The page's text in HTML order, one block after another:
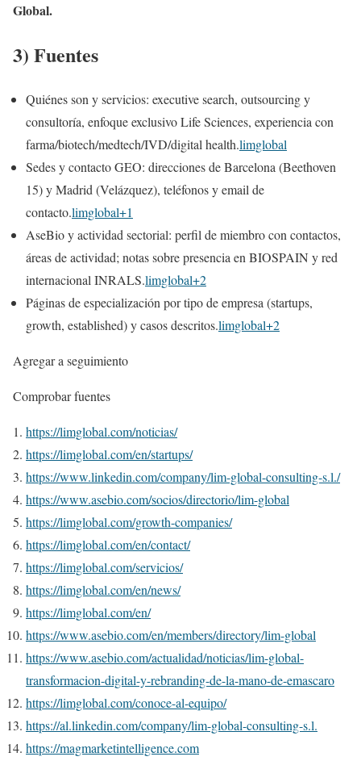
Global.
3) Fuentes
Quiénes son y servicios: executive search, outsourcing y
consultoría, enfoque exclusivo Life Sciences, experiencia con
farma/biotech/medtech/IVD/digital health.limglobal
Sedes y contacto GEO: direcciones de Barcelona (Beethoven
15) y Madrid (Velázquez), teléfonos y email de
contacto.limglobal+1
AseBio y actividad sectorial: perfil de miembro con contactos,
áreas de actividad; notas sobre presencia en BIOSPAIN y red
internacional INRALS.limglobal+2
Páginas de especialización por tipo de empresa (startups,
growth, established) y casos descritos.limglobal+2
Agregar a seguimiento
Comprobar fuentes
https://limglobal.com/noticias/
https://limglobal.com/en/startups/
https://www.linkedin.com/company/lim-global-consulting-s.l./
https://www.asebio.com/socios/directorio/lim-global
https://limglobal.com/growth-companies/
https://limglobal.com/en/contact/
https://limglobal.com/servicios/
https://limglobal.com/en/news/
https://limglobal.com/en/
https://www.asebio.com/en/members/directory/lim-global
https://www.asebio.com/actualidad/noticias/lim-global-
transformacion-digital-y-rebranding-de-la-mano-de-emascaro
https://limglobal.com/conoce-al-equipo/
https://al.linkedin.com/company/lim-global-consulting-s.l.
https://magmarketintelligence.com